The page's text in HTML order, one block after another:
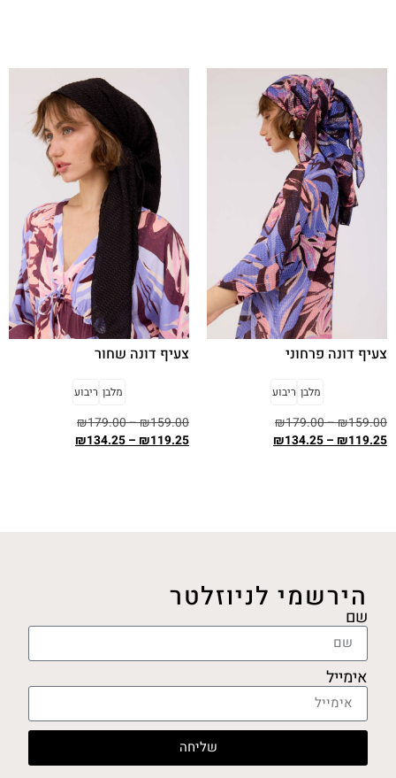
צעיף דונה פרחוני
מלבן ריבוע
₪159.00
–
₪179.00
₪119.25
–
₪134.25
צעיף דונה שחור
מלבן ריבוע
₪159.00
–
₪179.00
₪119.25
–
₪134.25
הירשמי לניוזלטר
שם
אימייל
שליחה